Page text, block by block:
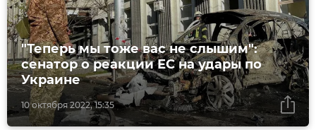
10 октября 2022, 15:35
"Теперь мы тоже вас не слышим":
сенатор о реакции ЕС на удары по
Украине